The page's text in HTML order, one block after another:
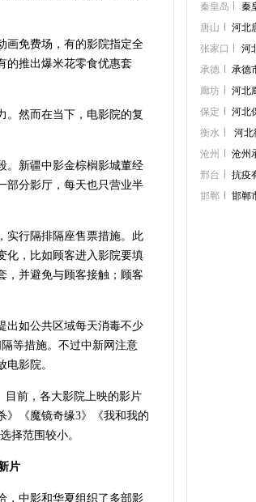
画免费场，有的影院指定全
的推出爆米花零食优惠套
。然而在当下，电影院的复
。新疆中影金棕榈影城董经
部分影厅，每天也只营业半
实行隔排隔座售票措施。此
化，比如顾客进入影院要填
，并避免与顾客接触；顾客
出如公共区域每天消毒不少
等措施。不过中新网注意
影院。
目前，各大影院上映的影片
》《魔镜奇缘3》《我和我的
择范围较小。
片
，中影和华夏组织了多部影
秦皇岛
秦
唐山
河北
张家口
河
承德
承德
廊坊
河北
保定
河北
衡水
河北
沧州
沧州
邢台
抗疫
邯郸
邯郸